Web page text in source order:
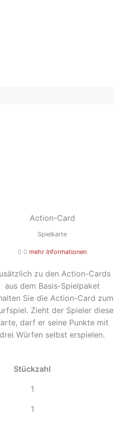
Action-Card
Spielkarte
mehr Informationen
zu den Action-Cards
aus dem Basis-Spielpaket
Sie die Action-Card zum
Zieht der Spieler diese
darf er seine Punkte mit
drei Würfen selbst erspielen.
Stückzahl
1
1